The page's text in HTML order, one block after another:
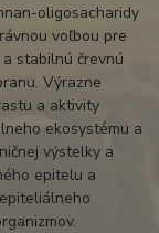
oligosacharidy
voľbou pre
stabilnú črevnú
Výrazne
a aktivity
ekosystému a
výstelky a
epitelu a